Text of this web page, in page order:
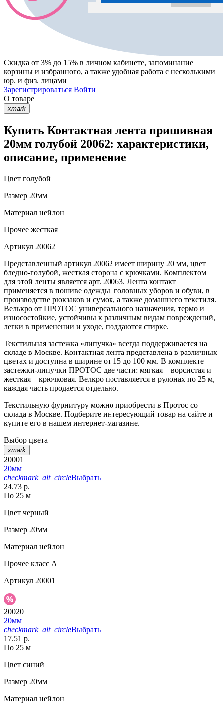
Скидка от 3% до 15% в личном кабинете, запоминание
корзины и избранного, а также удобная работа с несколькими
юр. и физ. лицами
Зарегистрироваться Войти
О товаре
xmark
Купить Контактная лента пришивная
20мм голубой 20062: характеристики,
описание, применение
Цвет голубой
Размер 20мм
Материал нейлон
Прочее жесткая
Артикул 20062
Представленный артикул 20062 имеет ширину 20 мм, цвет
бледно-голубой, жесткая сторона с крючками. Комплектом
для этой ленты является арт. 20063. Лента контакт
применяется в пошиве одежды, головных уборов и обуви, в
производстве рюкзаков и сумок, а также домашнего текстиля.
Велькро от ПРОТОС универсального назначения, термо и
износостойкие, устойчивы к различным видам повреждений,
легки в применении и уходе, поддаются стирке.
Текстильная застежка «липучка» всегда поддерживается на
складе в Москве. Контактная лента представлена в различных
цветах и доступна в ширине от 15 до 100 мм. В комплекте
застежки-липучки ПРОТОС две части: мягкая – ворсистая и
жесткая – крючковая. Велкро поставляется в рулонах по 25 м,
каждая часть продается отдельно.
Текстильную фурнитуру можно приобрести в Протос со
склада в Москве. Подберите интересующий товар на сайте и
купите его в нашем интернет-магазине.
Выбор цвета
xmark
20001
20мм
checkmark_alt_circleВыбрать
24.73 р.
По 25 м
Цвет черный
Размер 20мм
Материал нейлон
Прочее класс А
Артикул 20001
20020
20мм
checkmark_alt_circleВыбрать
17.51 р.
По 25 м
Цвет синий
Размер 20мм
Материал нейлон